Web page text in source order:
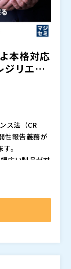
本格対応
ジリエン
ス法（CR
性報告義務が
。
広い製品が対
スメントや脆
ル全体に及び
により、開発
ニタリング、
とになりま
ル全体を見据